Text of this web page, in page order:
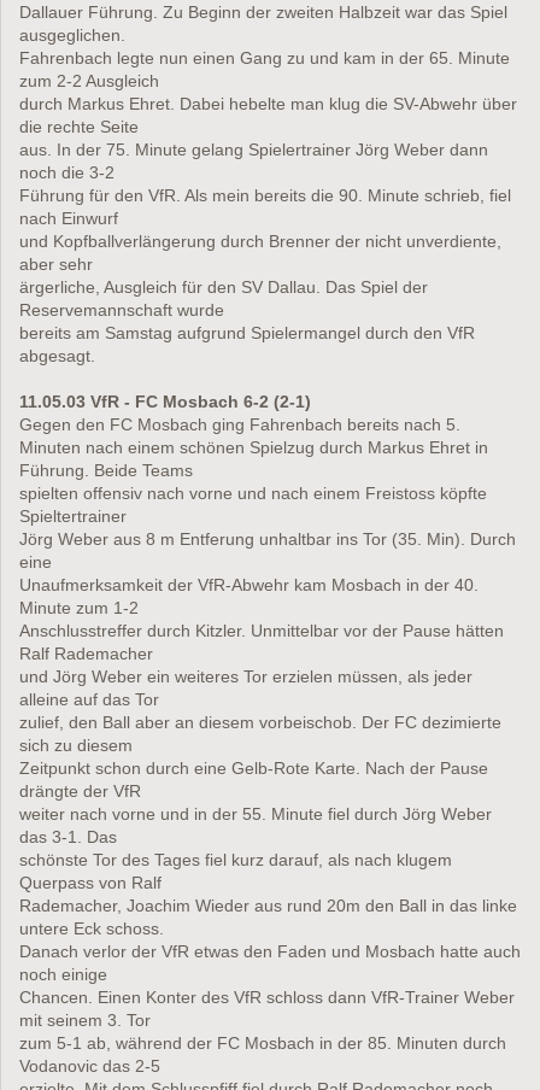
Dallauer Führung. Zu Beginn der zweiten Halbzeit war das Spiel
ausgeglichen.
Fahrenbach legte nun einen Gang zu und kam in der 65. Minute
zum 2-2 Ausgleich
durch Markus Ehret. Dabei hebelte man klug die SV-Abwehr über
die rechte Seite
aus. In der 75. Minute gelang Spielertrainer Jörg Weber dann
noch die 3-2
Führung für den VfR. Als mein bereits die 90. Minute schrieb, fiel
nach Einwurf
und Kopfballverlängerung durch Brenner der nicht unverdiente,
aber sehr
ärgerliche, Ausgleich für den SV Dallau. Das Spiel der
Reservemannschaft wurde
bereits am Samstag aufgrund Spielermangel durch den VfR
abgesagt.
11.05.03 VfR - FC Mosbach 6-2 (2-1)
Gegen den FC Mosbach ging Fahrenbach bereits nach 5.
Minuten nach einem schönen Spielzug durch Markus Ehret in
Führung. Beide Teams
spielten offensiv nach vorne und nach einem Freistoss köpfte
Spieltertrainer
Jörg Weber aus 8 m Entferung unhaltbar ins Tor (35. Min). Durch
eine
Unaufmerksamkeit der VfR-Abwehr kam Mosbach in der 40.
Minute zum 1-2
Anschlusstreffer durch Kitzler. Unmittelbar vor der Pause hätten
Ralf Rademacher
und Jörg Weber ein weiteres Tor erzielen müssen, als jeder
alleine auf das Tor
zulief, den Ball aber an diesem vorbeischob. Der FC dezimierte
sich zu diesem
Zeitpunkt schon durch eine Gelb-Rote Karte. Nach der Pause
drängte der VfR
weiter nach vorne und in der 55. Minute fiel durch Jörg Weber
das 3-1. Das
schönste Tor des Tages fiel kurz darauf, als nach klugem
Querpass von Ralf
Rademacher, Joachim Wieder aus rund 20m den Ball in das linke
untere Eck schoss.
Danach verlor der VfR etwas den Faden und Mosbach hatte auch
noch einige
Chancen. Einen Konter des VfR schloss dann VfR-Trainer Weber
mit seinem 3. Tor
zum 5-1 ab, während der FC Mosbach in der 85. Minuten durch
Vodanovic das 2-5